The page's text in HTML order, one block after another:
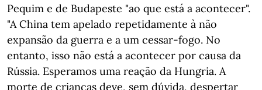
Pequim e de Budapeste "ao que está a acontecer".
"A China tem apelado repetidamente à não
expansão da guerra e a um cessar-fogo. No
entanto, isso não está a acontecer por causa da
Rússia. Esperamos uma reação da Hungria. A
morte de crianças deve, sem dúvida, despertar